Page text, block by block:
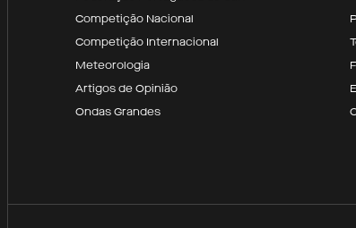
Competição Nacional
Competição Internacional
Meteorologia
Artigos de Opinião
Ondas Grandes